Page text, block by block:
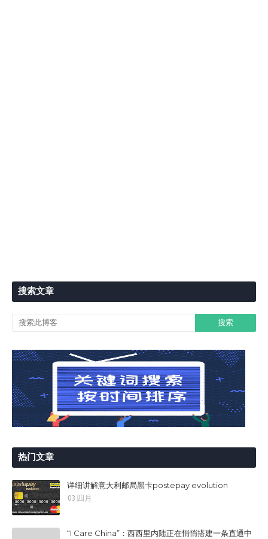
搜索文章
热门文章
详细讲解意大利邮局黑卡postepay evolution
03 四月
“I Care China”：西西里内陆正在悄悄搭建一条直通中